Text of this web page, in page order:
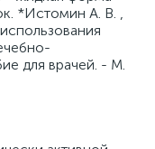
*Истомин А. В. ,
для врачей. - М.